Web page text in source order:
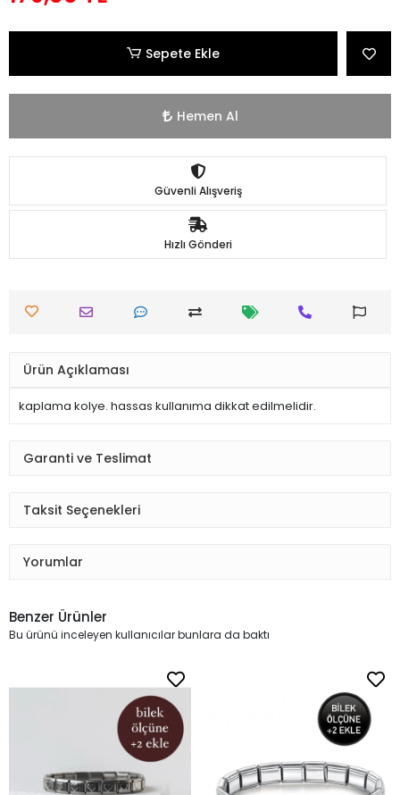
Sepete Ekle
Hemen Al
Güvenli Alışveriş
Hızlı Gönderi
Ürün Açıklaması
kaplama kolye. hassas kullanıma dikkat edilmelidir.
Garanti ve Teslimat
Taksit Seçenekleri
Yorumlar
Benzer Ürünler
Bu ürünü inceleyen kullanıcılar bunlara da baktı